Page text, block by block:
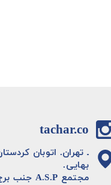
tachar.co
ـ تهران. اتوبان
بهایی.
مجتمع A.S.P جنب برج A. پلاک 45